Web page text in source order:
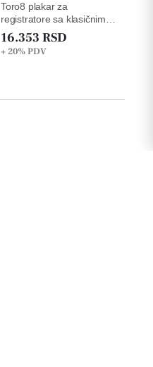
Toro8 plakar za
registratore sa klasičnim
vratima i dve otvorene
police
16.353 RSD
+ 20%PDV